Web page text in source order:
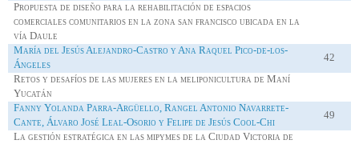
Propuesta de diseño para la rehabilitación de espacios
comerciales comunitarios en la zona san francisco ubicada en la
vía Daule
María del Jesús Alejandro-Castro y Ana Raquel Pico-de-los-
Ángeles
42
Retos y desafíos de las mujeres en la meliponicultura de Maní
Yucatán
Fanny Yolanda Parra-Argüello, Rangel Antonio Navarrete-
Cante, Álvaro José Leal-Osorio y Felipe de JesúsCool-Chi
49
La gestión estratégica en lasmipymes de la Ciudad Victoria de